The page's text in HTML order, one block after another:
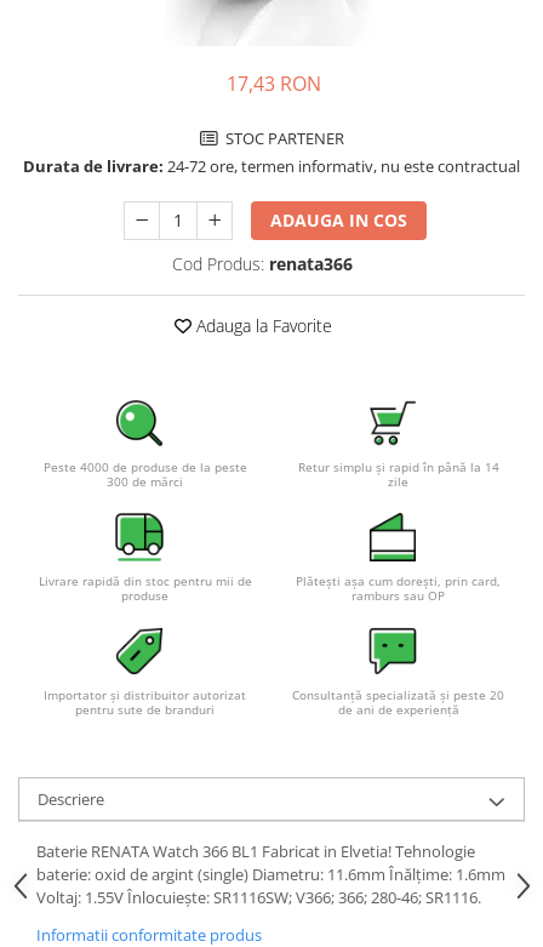
Incarcatoare acumulatori
Panouri fotovoltaice si accesorii
Accesorii
Invertoare Hibrid
Convertoare de tensiune
Pachete complete stocare energie
Sisteme de Stocare Comerciale
Sisteme fotovoltaice complete
Sisteme fotovoltaice de putere
mica (rulota/caravan/case de
vacanta)
Pachete sisteme fotovoltaice
Statii de incarcare vehicule
Statii de incarcare
Cabluri de incarcare vehicule
electrice
17,43 RON
STOC PARTENER
Durata de livrare: 24-72 ore, termen informativ, nu este contractual
ADAUGA IN COS
Cod Produs: renata366
Adauga la Favorite
Peste 4000 de produse de la peste
300 de mărci
Retur simplu și rapid în până la 14
zile
Livrare rapidă din stoc pentru mii de
produse
Plătești așa cum dorești, prin card,
ramburs sau OP
Importator și distribuitor autorizat
pentru sute de branduri
Consultanță specializată și peste 20
de ani de experiență
Descriere
Baterie RENATA Watch 366 BL1 Fabricat in Elvetia! Tehnologie
baterie: oxid de argint (single) Diametru: 11.6mm Înălțime: 1.6mm
Voltaj: 1.55V Înlocuiește: SR1116SW; V366; 366; 280-46; SR1116.
Informatii conformitate produs